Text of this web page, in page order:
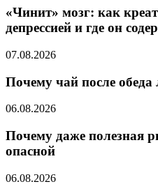
«Чинит» мозг: как
депрессией и где он
07.08.2026
Почему чай после обеда
06.08.2026
Почему даже полезная
опасной
06.08.2026